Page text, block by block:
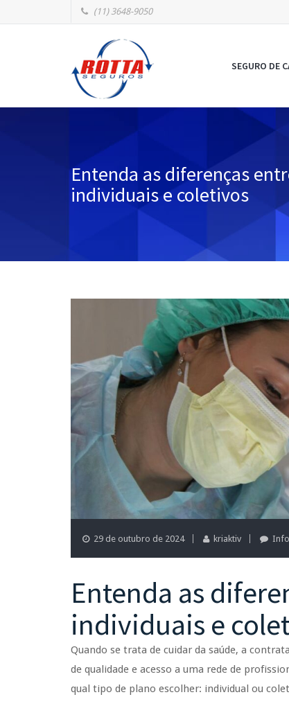
(11) 3648-9050
SEGURO DE
Entenda as diferenças
individuais e coletivos
29 de outubro de 2024 kriaktiv
Entenda as
individuais e
Quando se trata de cuidar da saúde, a
de qualidade e acesso a uma rede de
qual tipo de plano escolher: individual ou